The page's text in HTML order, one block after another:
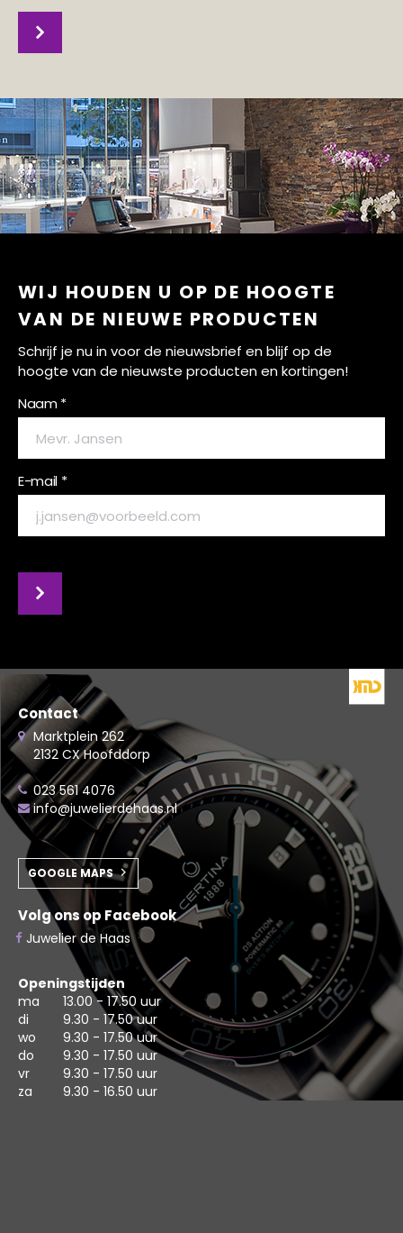
WIJ HOUDEN U OP DE HOOGTE
VAN DE NIEUWE PRODUCTEN
Schrijf je nu in voor de nieuwsbrief en blijf op de
hoogte van de nieuwste producten en kortingen!
Naam *
E-mail *
Contact
Marktplein 262
2132 CX Hoofddorp
023 561 4076
info@juwelierdehaas.nl
GOOGLE MAPS
Volg ons op Facebook
Juwelier de Haas
Openingstijden
ma
13.00 - 17.50 uur
di
9.30 - 17.50 uur
wo
9.30 - 17.50 uur
do
9.30 - 17.50 uur
vr
9.30 - 17.50 uur
za
9.30 - 16.50 uur